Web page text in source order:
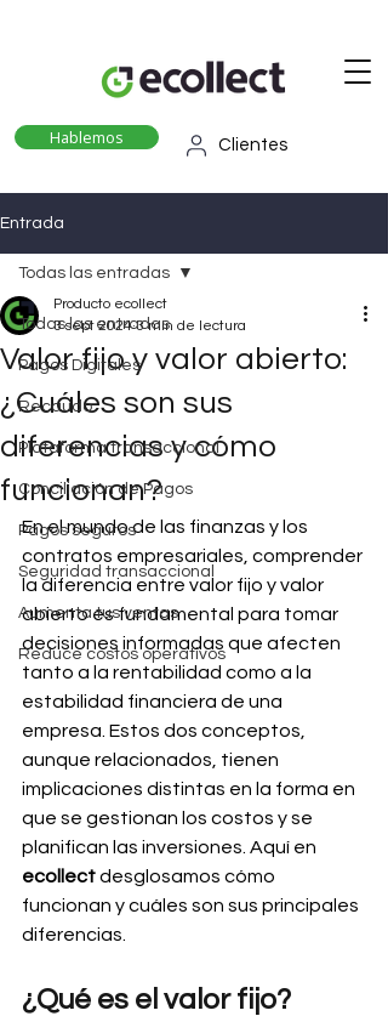
Clientes
Hablemos
Entrada
Todas las entradas
Pagos Digitales
Recaudo
Plataforma transaccional
Conciliación de Pagos
Pagos seguros
Seguridad transaccional
Aumenta tus ventas
Reduce costos operativos
Todas las entradas
Valor fijo y valor abierto:
¿Cuáles son sus
diferencias y cómo
funcionan?
Producto ecollect
3 sept 2024 3 min de lectura
En el mundo de las finanzas y los
contratos empresariales, comprender
la diferencia entre valor fijo y valor
abierto es fundamental para tomar
decisiones informadas que afecten
tanto a la rentabilidad como a la
estabilidad financiera de una
empresa. Estos dos conceptos,
aunque relacionados, tienen
implicaciones distintas en la forma en
que se gestionan los costos y se
planifican las inversiones. Aquí en
ecollect desglosamos cómo
funcionan y cuáles son sus principales
diferencias.
¿Qué es el valor fijo?